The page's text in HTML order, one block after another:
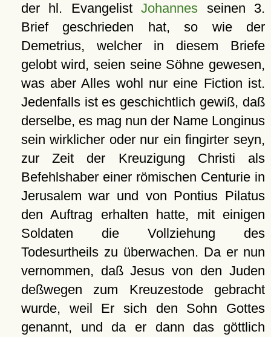
der hl. EvangelistJohannes seinen 3.
Brief geschrieden hat, so wie der
Demetrius, welcher in diesem Briefe
gelobt wird, seien seine Söhne gewesen,
was aber Alles wohl nur eine Fiction ist.
Jedenfalls ist es geschichtlich gewiß, daß
derselbe, es mag nun der Name Longinus
sein wirklicher oder nur ein fingirter seyn,
zur Zeit der Kreuzigung Christi als
Befehlshaber einer römischen Centurie in
Jerusalem war und von Pontius Pilatus
den Auftrag erhalten hatte, mit einigen
Soldaten die Vollziehung des
Todesurtheils zu überwachen. Da er nun
vernommen, daß Jesus von den Juden
deßwegen zum Kreuzestode gebracht
wurde, weil Er sich den Sohn Gottes
genannt, und da er dann das göttlich